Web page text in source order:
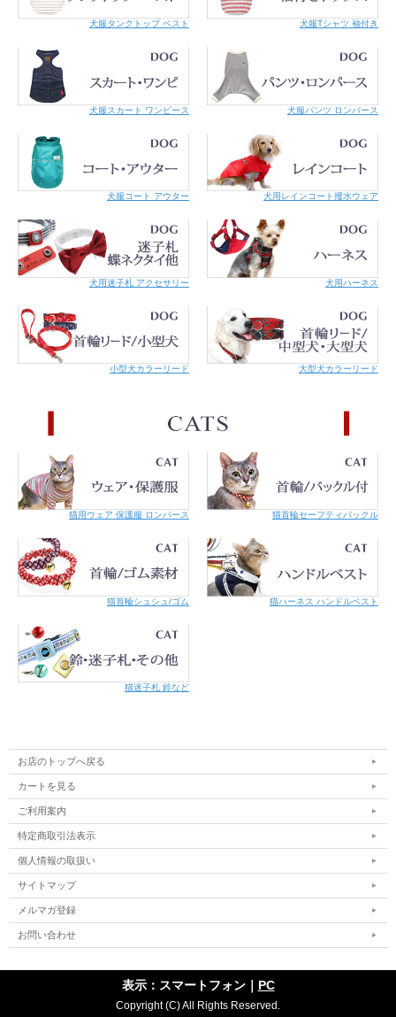
犬服タンクトップ ベスト 犬服Tシャツ 袖付き
犬服スカート ワンピース 犬服パンツ ロンパース
犬服コート アウター 犬用レインコート撥水ウェア
犬用迷子札 アクセサリー 犬用ハーネス
小型犬カラーリード 大型犬カラーリード
猫用ウェア 保護服 ロンパース 猫首輪セーフティバックル
猫首輪シュシュ/ゴム 猫ハーネス ハンドルベスト
猫迷子札 鈴など
お店のトップへ戻る
カートを見る
ご利用案内
特定商取引法表示
個人情報の取扱い
サイトマップ
メルマガ登録
お問い合わせ
表示：スマートフォン｜ PC
Copyright (C) All Rights Reserved.